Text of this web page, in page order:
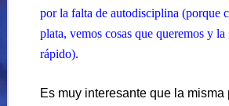
por la falta de autodisciplina (porque
plata, vemos cosas que queremos y la
rápido).
Es muy interesante que la misma